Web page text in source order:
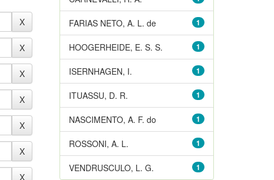
1
FARIAS NETO, A. L. de
1
HOOGERHEIDE, E. S. S.
1
ISERNHAGEN, I.
1
ITUASSU, D. R.
1
NASCIMENTO, A. F. do
1
ROSSONI, A. L.
1
VENDRUSCULO, L. G.